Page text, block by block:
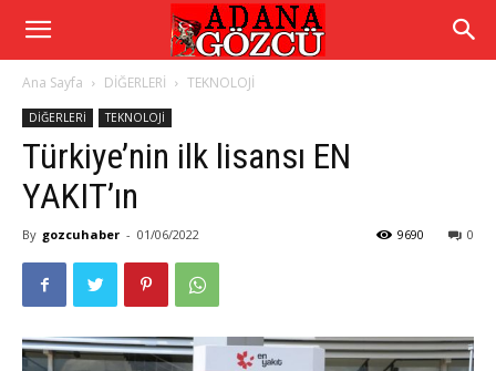
Ana Sayfa DİĞERLERİ TEKNOLOJİ
DİĞERLERİ TEKNOLOJİ
Türkiye’nin ilk lisansı EN
YAKIT’ın
By gozcuhaber - 01/06/2022 0
9690